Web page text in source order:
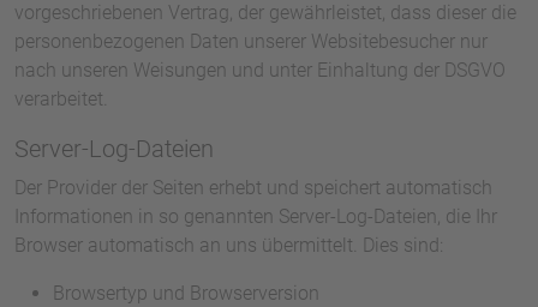
vorgeschriebenen Vertrag, der gewährleistet, dass dieser die
personenbezogenen Daten unserer Websitebesucher nur
nach unseren Weisungen und unter Einhaltung der DSGVO
verarbeitet.
Server-Log-Dateien
Der Provider der Seiten erhebt und speichert automatisch
Informationen in so genannten Server-Log-Dateien, die Ihr
Browser automatisch an uns übermittelt. Dies sind:
Browsertyp und Browserversion